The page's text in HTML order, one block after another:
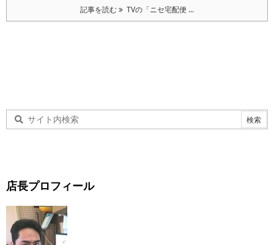
記事を読む TVの「ニセ宅配便 ...
店長プロフィール